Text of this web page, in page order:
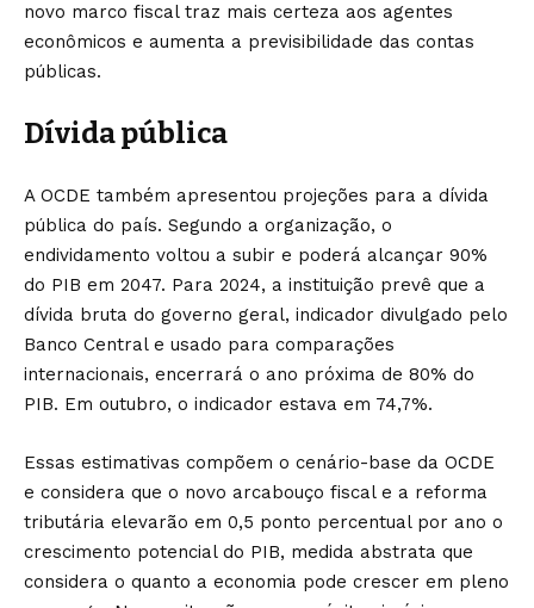
novo marco fiscal traz mais certeza aos agentes
econômicos e aumenta a previsibilidade das contas
públicas.
Dívida pública
A OCDE também apresentou projeções para a dívida
pública do país. Segundo a organização, o
endividamento voltou a subir e poderá alcançar 90%
do PIB em 2047. Para 2024, a instituição prevê que a
dívida bruta do governo geral, indicador divulgado pelo
Banco Central e usado para comparações
internacionais, encerrará o ano próxima de 80% do
PIB. Em outubro, o indicador estava em 74,7%.
Essas estimativas compõem o cenário-base da OCDE
e considera que o novo arcabouço fiscal e a reforma
tributária elevarão em 0,5 ponto percentual por ano o
crescimento potencial do PIB, medida abstrata que
considera o quanto a economia pode crescer em pleno